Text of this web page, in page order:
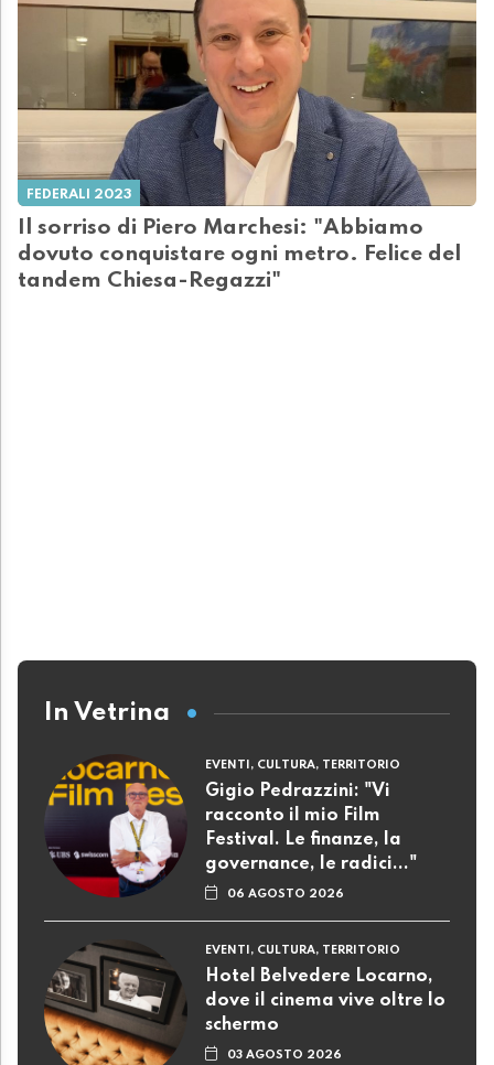
FEDERALI 2023
Il sorriso di Piero Marchesi: "Abbiamo
dovuto conquistare ogni metro. Felice del
tandem Chiesa-Regazzi"
In Vetrina
EVENTI, CULTURA, TERRITORIO
Gigio Pedrazzini: "Vi
racconto il mio Film
Festival. Le finanze, la
governance, le radici..."
06 AGOSTO 2026
EVENTI, CULTURA, TERRITORIO
Hotel Belvedere Locarno,
dove il cinema vive oltre lo
schermo
03 AGOSTO 2026